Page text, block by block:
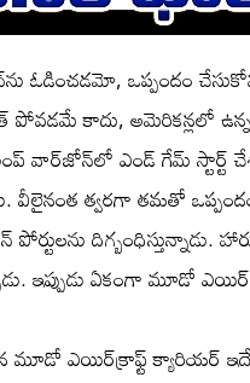
ఓడించడమో, ఒప్పందం
పోవడమే కాదు, అమెరికన్లలో ఉన్న
వార్‌జోన్‌లో ఎండ్ గేమ్ స్టార్ట్
వీలైనంత త్వరగా తమతో
దిగ్బంధిస్తున్నాడు.
ఏకంగా మూడో
మూడో ఎయిర్‌క్రాఫ్ట్ క్యారియర్